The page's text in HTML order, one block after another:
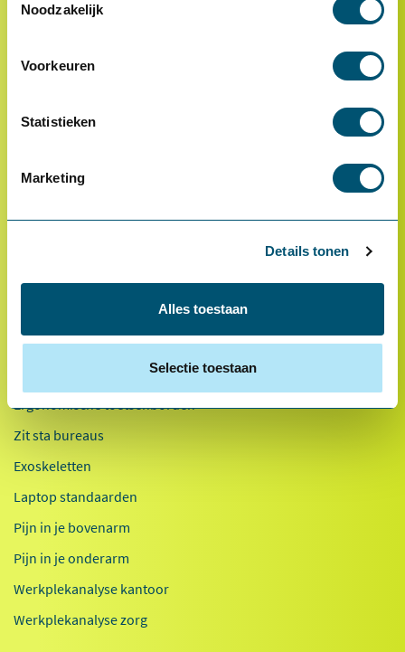
Noodzakelijk
Voorkeuren
Statistieken
Marketing
Details tonen
Alles toestaan
Selectie toestaan
Over ons
Ons team
Ergonomische bureaustoelen
Ergonomische toetsenborden
Zit sta bureaus
Exoskeletten
Laptop standaarden
Pijn in je bovenarm
Pijn in je onderarm
Werkplekanalyse kantoor
Werkplekanalyse zorg